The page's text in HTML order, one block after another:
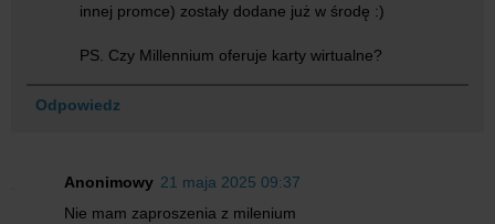
innej promce) zostały dodane już w środę :)
PS. Czy Millennium oferuje karty wirtualne?
Odpowiedz
Anonimowy 21 maja 2025 09:37
Nie mam zaproszenia z milenium